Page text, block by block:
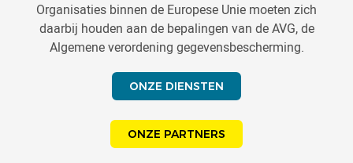
Organisaties binnen de Europese Unie moeten zich
daarbij houden aan de bepalingen van de AVG, de
Algemene verordening gegevensbescherming.
ONZE DIENSTEN
ONZE PARTNERS